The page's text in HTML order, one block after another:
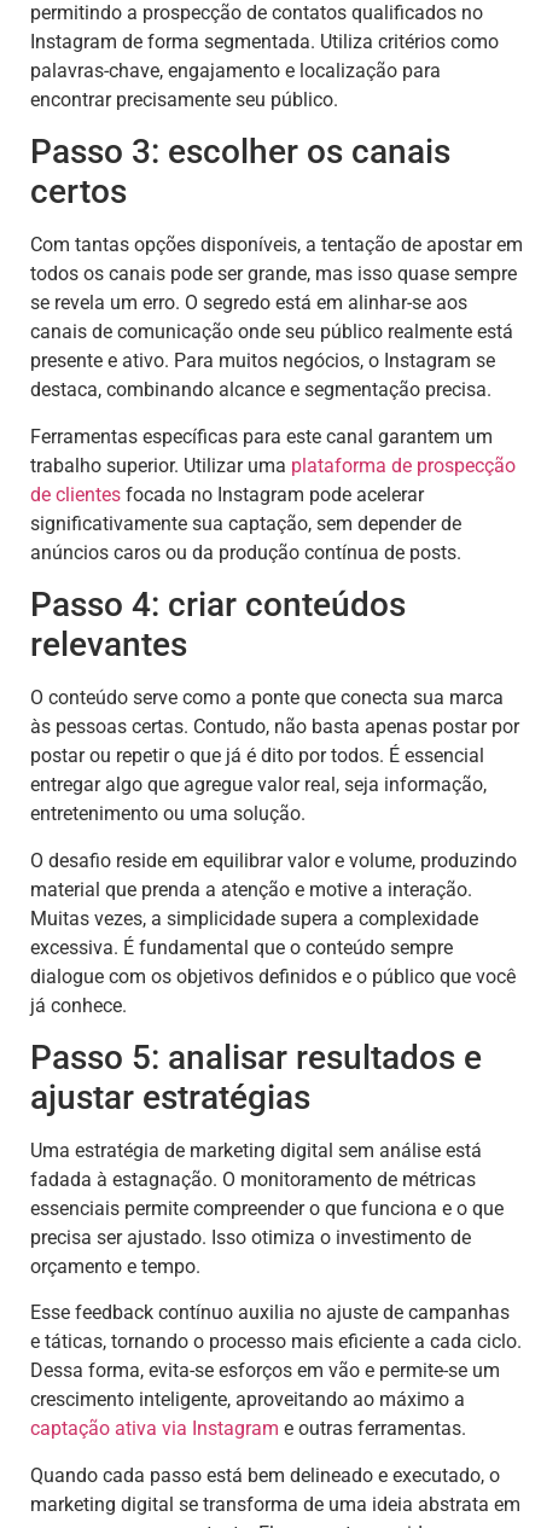
permitindo a prospecção de contatos qualificados no
Instagram de forma segmentada. Utiliza critérios como
palavras-chave, engajamento e localização para
encontrar precisamente seu público.
Passo 3: escolher os canais
certos
Com tantas opções disponíveis, a tentação de apostar em
todos os canais pode ser grande, mas isso quase sempre
se revela um erro. O segredo está em alinhar-se aos
canais de comunicação onde seu público realmente está
presente e ativo. Para muitos negócios, o Instagram se
destaca, combinando alcance e segmentação precisa.
Ferramentas específicas para este canal garantem um
trabalho superior. Utilizar uma plataforma de prospecção
de clientes focada no Instagram pode acelerar
significativamente sua captação, sem depender de
anúncios caros ou da produção contínua de posts.
Passo 4: criar conteúdos
relevantes
O conteúdo serve como a ponte que conecta sua marca
às pessoas certas. Contudo, não basta apenas postar por
postar ou repetir o que já é dito por todos. É essencial
entregar algo que agregue valor real, seja informação,
entretenimento ou uma solução.
O desafio reside em equilibrar valor e volume, produzindo
material que prenda a atenção e motive a interação.
Muitas vezes, a simplicidade supera a complexidade
excessiva. É fundamental que o conteúdo sempre
dialogue com os objetivos definidos e o público que você
já conhece.
Passo 5: analisar resultados e
ajustar estratégias
Uma estratégia de marketing digital sem análise está
fadada à estagnação. O monitoramento de métricas
essenciais permite compreender o que funciona e o que
precisa ser ajustado. Isso otimiza o investimento de
orçamento e tempo.
Esse feedback contínuo auxilia no ajuste de campanhas
e táticas, tornando o processo mais eficiente a cada ciclo.
Dessa forma, evita-se esforços em vão e permite-se um
crescimento inteligente, aproveitando ao máximo a
captação ativa via Instagram e outras ferramentas.
Quando cada passo está bem delineado e executado, o
marketing digital se transforma de uma ideia abstrata em